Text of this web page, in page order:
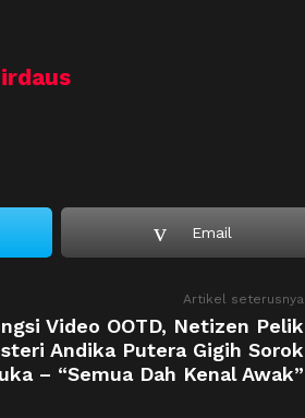
Email
Artikel seterusnya
Video OOTD, Netizen Pelik
Andika Putera Gigih Sorok
– “Semua Dah Kenal Awak”